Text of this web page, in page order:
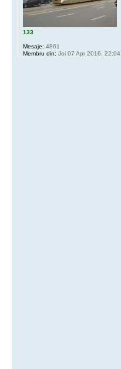
133
Mesaje: 4861
Membru din: Joi 07 Apr 2016, 22:04